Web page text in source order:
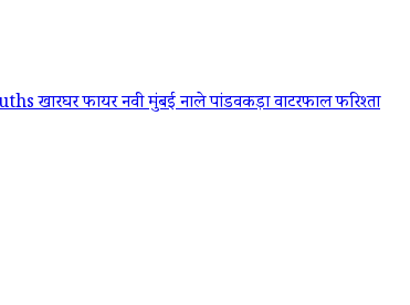
खारघर फायरनवी मुंबईनालेपांडवकड़ा वाटरफालफरिश्ता